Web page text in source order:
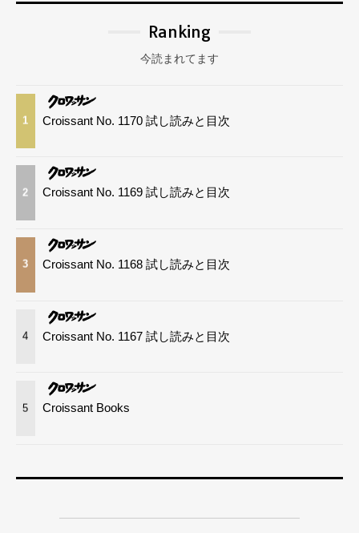
Ranking
今読まれてます
1 Croissant No. 1170 試し読みと目次
2 Croissant No. 1169 試し読みと目次
3 Croissant No. 1168 試し読みと目次
4 Croissant No. 1167 試し読みと目次
5 Croissant Books